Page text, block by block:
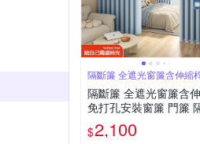
隔斷簾 全遮光窗簾含伸縮
隔斷簾 全遮光窗簾含
免打孔安裝窗簾 門簾
簾 隔熱窗簾（適用牆寬
160cm）
$2,100